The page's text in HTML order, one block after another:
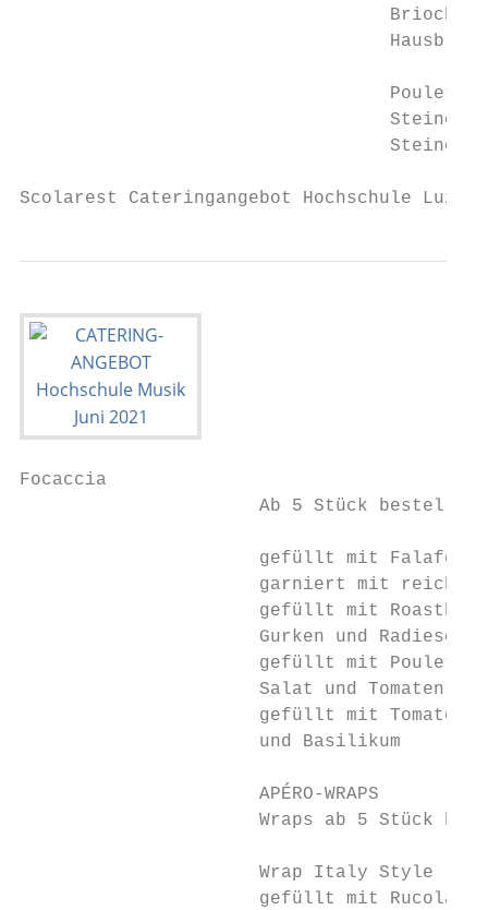
Brioch
Scolarest Cateringangebot Hochschule
Focaccia
                      Ab 5 Stück bestellbar
gefüllt mit Falafel
garniert mit
gefüllt mit
                      Gurken und Radieschen
gefüllt mit
                      Salat und Tomaten
gefüllt mit
                      und Basilikum
                      APÉRO-WRAPS
Wraps ab 5 Stück
Wrap Italy Style
gefüllt mit Rucola,